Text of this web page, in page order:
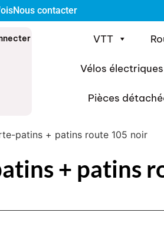
Nous contacter
VTT
Vélos électriques
Pièces
patins + patins route 105 noir
+ patins